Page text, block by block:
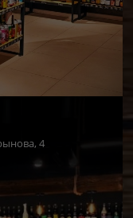
4